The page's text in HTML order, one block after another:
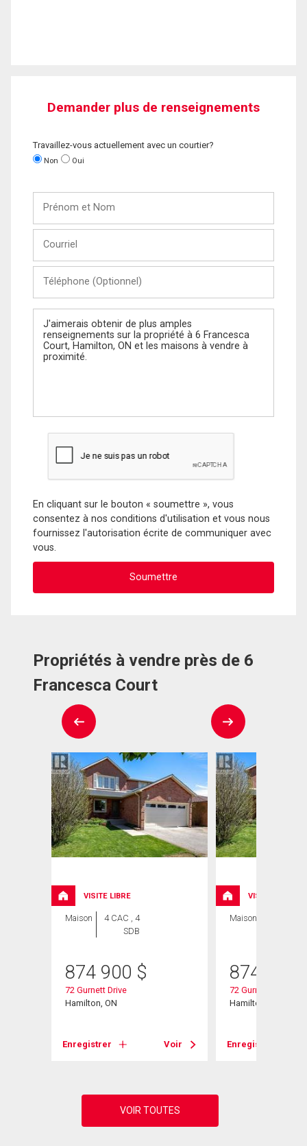
Demander plus de renseignements
Travaillez-vous actuellement avec un courtier?
Non Oui
Nom
(Optionnel)
Message
En cliquant sur le bouton « soumettre », vous
consentez à nos conditions d'utilisation et vous nous
fournissez l'autorisation écrite de communiquer avec
vous.
Propriétés à vendre près de 6
Francesca Court
VISITE LIBRE
Maison
4 CAC , 4
SDB
874 900 $
72 Gurnett Drive
Hamilton, ON
Enregistrer Voir
VISITE LIBRE
Maison
874 900
72 Gurnett Drive
Hamilton, ON
Enregistrer